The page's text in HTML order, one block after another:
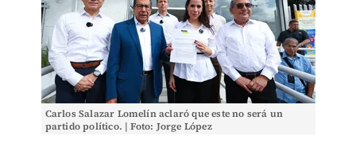
Carlos Salazar Lomelín aclaró que este no será un
partido político. | Foto: Jorge López